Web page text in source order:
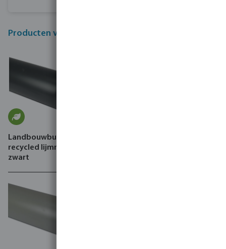
Producten van recycled materiaal
Landbouwbuis PVC
recycled lijmmof x glad
zwart